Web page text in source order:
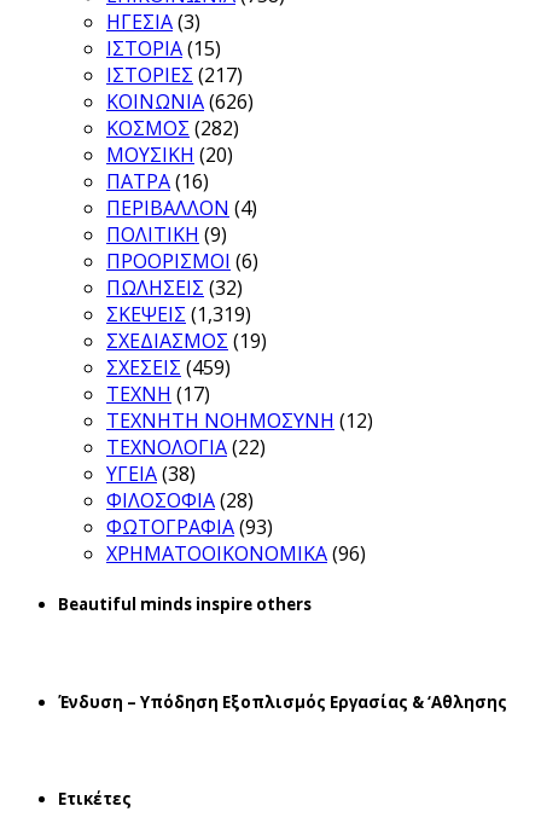
ΗΓΕΣΙΑ(3)
ΙΣΤΟΡΙΑ(15)
ΙΣΤΟΡΙΕΣ (217)
ΚΟΙΝΩΝΙΑ(626)
ΚΟΣΜΟΣ (282)
ΜΟΥΣΙΚΗ (20)
ΠΑΤΡΑ(16)
ΠΕΡΙΒΑΛΛΟΝ (4)
ΠΟΛΙΤΙΚΗ (9)
ΠΡΟΟΡΙΣΜΟΙ (6)
ΠΩΛΗΣΕΙΣ (32)
ΣΚΕΨΕΙΣ (1,319)
ΣΧΕΔΙΑΣΜΟΣ (19)
ΣΧΕΣΕΙΣ (459)
ΤΕΧΝΗ (17)
ΤΕΧΝΗΤΗ ΝΟΗΜΟΣΥΝΗ (12)
ΤΕΧΝΟΛΟΓΙΑ(22)
ΥΓΕΙΑ(38)
ΦΙΛΟΣΟΦΙΑ(28)
ΦΩΤΟΓΡΑΦΙΑ(93)
ΧΡΗΜΑΤΟΟΙΚΟΝΟΜΙΚΑ(96)
Beautiful minds inspire others
Ένδυση – Υπόδηση Εξοπλισμός Εργασίας & ‘Aθλησης
Ετικέτες